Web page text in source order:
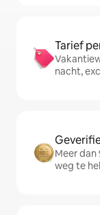
Tarief
nacht,
Meer dan
weg te